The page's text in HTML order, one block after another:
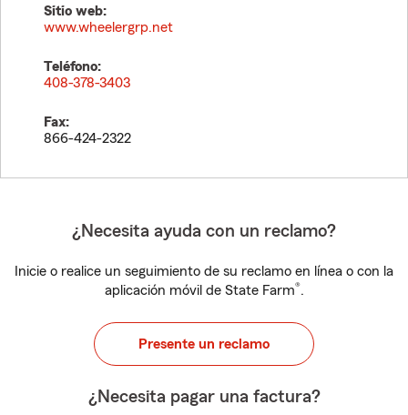
Sitio web:
www.wheelergrp.net
Teléfono:
408-378-3403
Fax:
866-424-2322
¿Necesita ayuda con un reclamo?
Inicie o realice un seguimiento de su reclamo en línea o con la
aplicación móvil de State Farm®.
Presente un reclamo
¿Necesita pagar una factura?